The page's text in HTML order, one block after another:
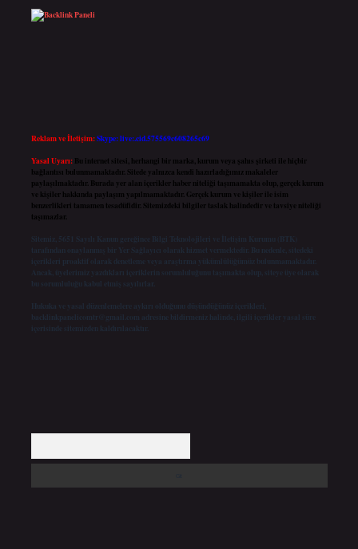
Reklam ve İletişim:Skype: live:.cid.575569c608265c69
Yasal Uyarı: Bu internet sitesi, herhangi bir marka, kurum veya şahıs şirketi ile hiçbir
bağlantısı bulunmamaktadır. Sitede yalnızca kendi hazırladığımız makaleler
paylaşılmaktadır. Burada yer alan içerikler haber niteliği taşımamakta olup, gerçek kurum
ve kişiler hakkında paylaşım yapılmamaktadır. Gerçek kurum ve kişiler ile isim
benzerlikleri tamamen tesadüfidir. Sitemizdeki bilgiler taslak halindedir ve tavsiye niteliği
taşımazlar.
Sitemiz, 5651 Sayılı Kanun gereğince Bilgi Teknolojileri ve İletişim Kurumu (BTK)
tarafından onaylanmış bir Yer Sağlayıcı olarak hizmet vermektedir. Bu nedenle, sitedeki
içerikleri proaktif olarak denetleme veya araştırma yükümlülüğümüz bulunmamaktadır.
Ancak, üyelerimiz yazdıkları içeriklerin sorumluluğunu taşımakta olup, siteye üye olarak
bu sorumluluğu kabul etmiş sayılırlar.
Hukuka ve yasal düzenlemelere aykırı olduğunu düşündüğünüz içerikleri,
backlinkpanelicomtr@gmail.com adresine bildirmeniz halinde, ilgili içerikler yasal süre
içerisinde sitemizden kaldırılacaktır.